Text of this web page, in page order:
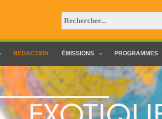
RÉDACTION ÉMISSIONS PROGRAMMES